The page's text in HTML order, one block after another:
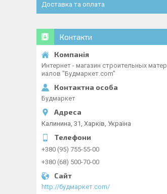
Доставка та оплата
Контакти
Интернет - магазин строительных матер
иалов "Будмаркет.com"
Будмаркет
Калинина, 31, Харків, Україна
+380 (95) 755-55-00
+380 (68) 500-70-00
http://будмаркет.com/